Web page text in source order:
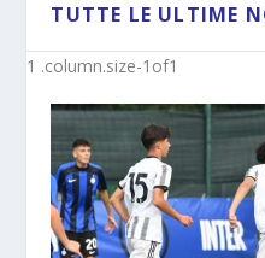
TUTTE LE ULTIME